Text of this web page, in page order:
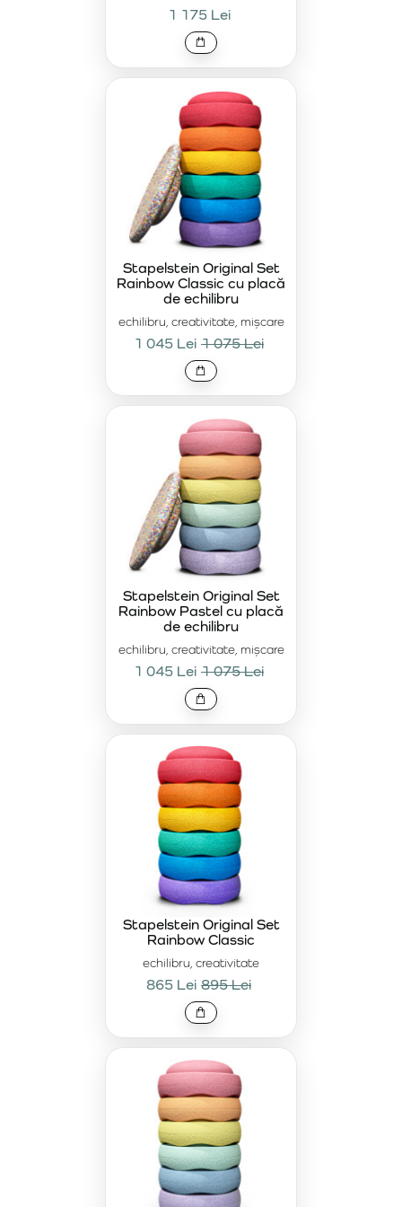
Seturi Stapelstein® – Creați-vă propria colecție
Alegeți din oferta noastră de seturi Stapelstein® și creați-
vă propria colecție unică. Indiferent dacă preferați
nuanțele pastelate delicate, culorile vibrante ale
curcubeului sau designul modern, fiecare set oferă opțiuni
distractive și sănătoase pentru mișcare și învățare.
Descoperiți lumea seturilor Stapelstein® chiar astăzi!
1 175 Lei
echilibru, creativitate, mișcare
Stapelstein Original Set
Rainbow Classic cu placă
de echilibru
1 045 Lei 1 075 Lei
echilibru, creativitate, mișcare
Stapelstein Original Set
Rainbow Pastel cu placă
de echilibru
1 045 Lei 1 075 Lei
echilibru, creativitate
Stapelstein Original Set
Rainbow Classic
865 Lei 895 Lei